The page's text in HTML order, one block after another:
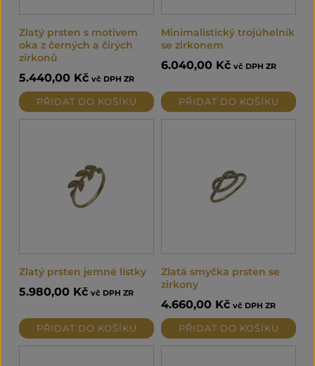
Zlatý prsten s motivem
oka z černých a čirých
zirkonů
5.440,00 Kč vč DPH ZR
PŘIDAT DO KOŠÍKU
Minimalistický trojúhelník
se zirkonem
6.040,00 Kč vč DPH ZR
PŘIDAT DO KOŠÍKU
Zlatý prsten jemné lístky
5.980,00 Kč vč DPH ZR
PŘIDAT DO KOŠÍKU
Zlatá smyčka prsten se
zirkony
4.660,00 Kč vč DPH ZR
PŘIDAT DO KOŠÍKU